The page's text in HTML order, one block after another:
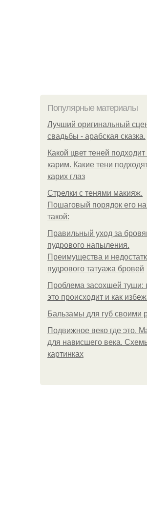
Популярные материалы
Лучший оригинальный
свадьбы - арабская сказка.
Какой цвет теней подходит
карим. Какие тени
карих глаз
Стрелки с тенями макияж.
Пошаговый порядок его
такой:
Правильный уход за
пудрового напыления.
Преимущества и
пудрового татуажа бровей
Проблема засохшей туши:
это происходит и как
Бальзамы для губ своими
Подвижное веко где это.
для нависшего века.
картинках